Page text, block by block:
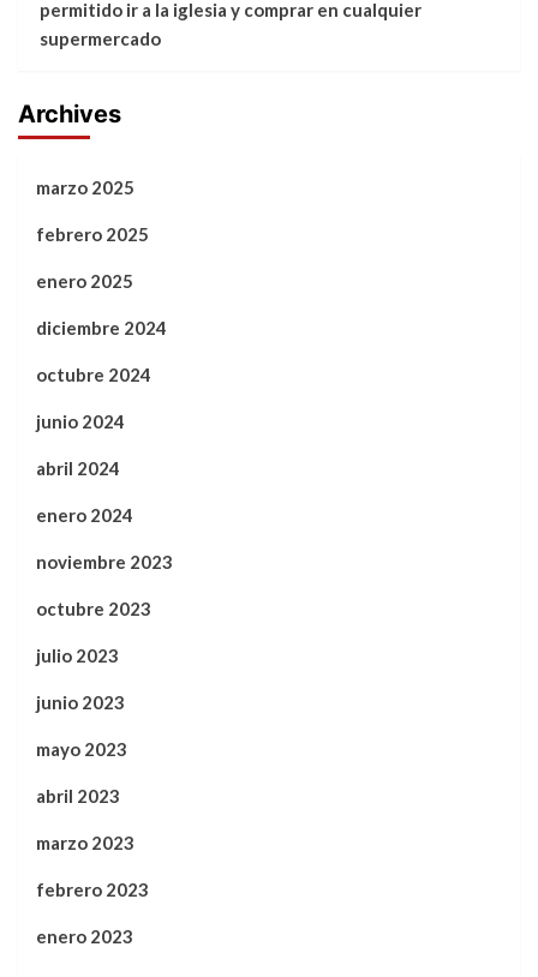
permitido ir a la iglesia y comprar en cualquier
supermercado
Archives
marzo 2025
febrero 2025
enero 2025
diciembre 2024
octubre 2024
junio 2024
abril 2024
enero 2024
noviembre 2023
octubre 2023
julio 2023
junio 2023
mayo 2023
abril 2023
marzo 2023
febrero 2023
enero 2023